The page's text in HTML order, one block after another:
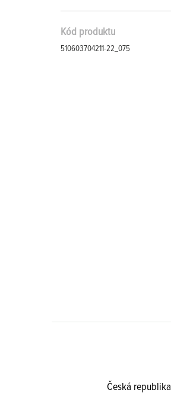
Kód produktu
510603704211-22_075
Česká republika